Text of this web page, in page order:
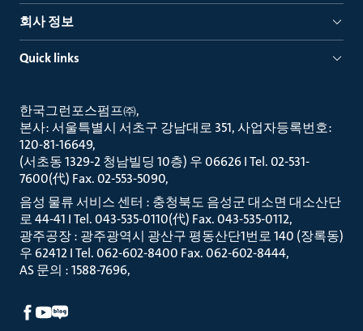
회사 정보
Quick links
한국그런포스펌프㈜
본사: 서울특별시 서초구 강남대로 351, 사업자등록번호:
120-81-16649
(서초동 1329-2 청남빌딩 10층) 우 06626 I Tel. 02-531-
7600(代) Fax. 02-553-5090
음성 물류 서비스 센터 : 충청북도 음성군 대소면 대소산단
로 44-41 I Tel. 043-535-0110(代) Fax. 043-535-0112
광주공장 : 광주광역시 광산구 평동산단1번로 140 (장록동)
우 62412 I Tel. 062-602-8400 Fax. 062-602-8444
AS 문의 : 1588-7696